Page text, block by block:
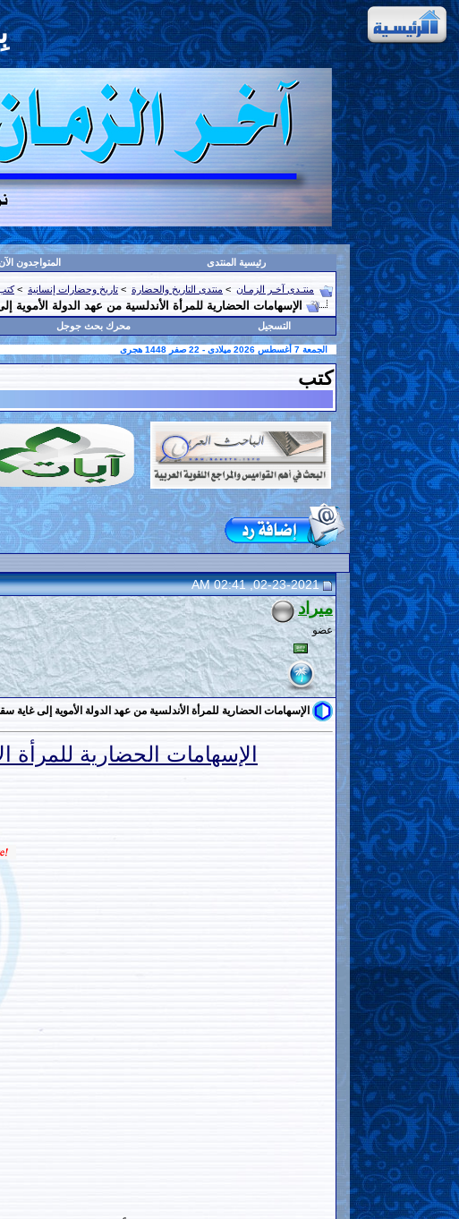
رئيسية المنتدى المتواجدون
منتـدى آخـر الزمـان > منتدى التاريخ والحضارة > تاريخ وحضارات إنسانية >
الإسهامات الحضارية للمرأة الأندلسية من عهد الدولة الأموية
التسجيل محرك بحث جوجل
الجمعة 7 أغسطس 2026 ميلادى - 22 صفر 1448 هجرى
كتب
02-23-2021, 02:41 AM
ميراد
عضو
الإسهامات الحضارية للمرأة الأندلسية من عهد الدولة الأموية إلى غاية
الإسهامات الحضارية للمرأة